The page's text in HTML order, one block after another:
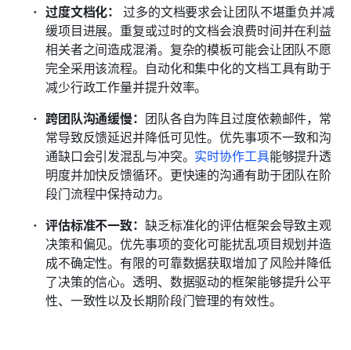
过度文档化： 过多的文档要求会让团队不堪重负并减
缓项目进展。重复或过时的文档会浪费时间并在利益
相关者之间造成混淆。复杂的模板可能会让团队不愿
完全采用该流程。自动化和集中化的文档工具有助于
减少行政工作量并提升效率。
跨团队沟通缓慢： 团队各自为阵且过度依赖邮件，常
常导致反馈延迟并降低可见性。优先事项不一致和沟
通缺口会引发混乱与冲突。 实时协作工具能够提升透
明度并加快反馈循环。更快速的沟通有助于团队在阶
段门流程中保持动力。
评估标准不一致： 缺乏标准化的评估框架会导致主观
决策和偏见。优先事项的变化可能扰乱项目规划并造
成不确定性。有限的可靠数据获取增加了风险并降低
了决策的信心。透明、数据驱动的框架能够提升公平
性、一致性以及长期阶段门管理的有效性。